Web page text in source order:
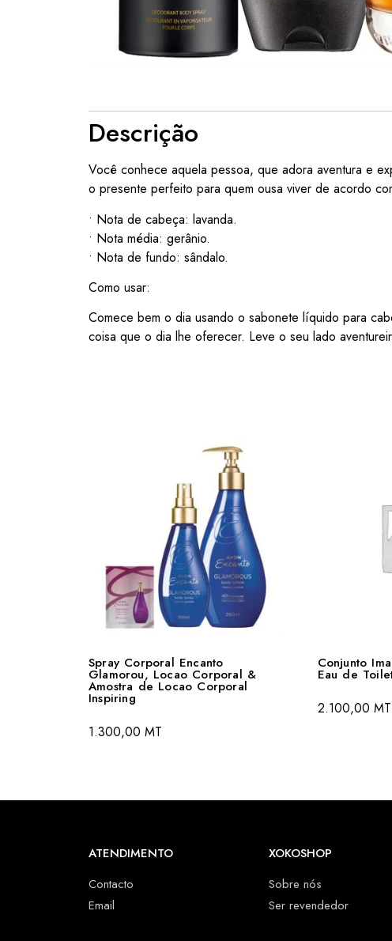
Descrição
Você conhece aquela pessoa, que adora aventura e
o presente perfeito para quem ousa viver de acordo
• Nota de cabeça: lavanda.
• Nota média: gerânio.
• Nota de fundo: sândalo.
Como usar:
Comece bem o dia usando o sabonete líquido para
coisa que o dia lhe oferecer. Leve o seu lado
Spray Corporal Encanto
Glamorou, Locao Corporal &
Amostra de Locao Corporal
Inspiring
1.300,00 MT
Conjunto
Eau de
2.100,00 MT
ATENDIMENTO
Contacto
Email
XOKOSHOP
Sobre nós
Ser revendedor